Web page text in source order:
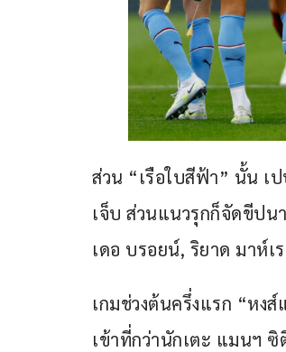
ส่วน “เรือใบสีฟ้า” นั้น เ
เจ็บ ส่วนแนวรุกก็จัดขีปน
เดอ บรอยน์, ริยาด มาห์
เกมช่วงต้นครึ่งแรก “หง
เข้าที่กว่านักเตะ แมนฯ